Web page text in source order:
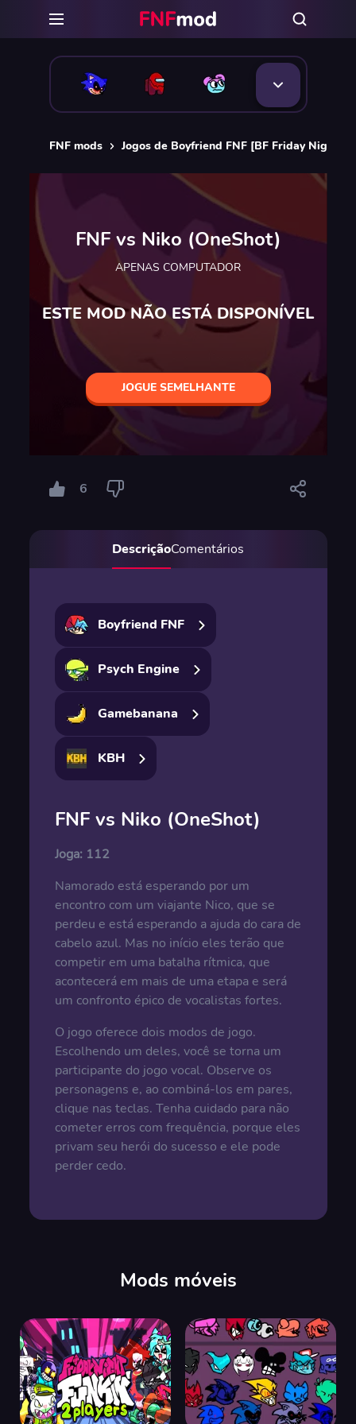
FNF mods Jogos de Boyfriend FNF [BF Friday Night
FNF vs Niko (OneShot)
APENAS COMPUTADOR
ESTE MOD NÃO ESTÁ DISPONÍVEL
JOGUE SEMELHANTE
6
DescriçãoComentários
Boyfriend FNF
Psych Engine
Gamebanana
KBH
FNF vs Niko (OneShot)
Joga: 112
Namorado está esperando por um
encontro com um viajante Nico, que se
perdeu e está esperando a ajuda do cara de
cabelo azul. Mas no início eles terão que
competir em uma batalha rítmica, que
acontecerá em mais de uma etapa e será
um confronto épico de vocalistas fortes.
O jogo oferece dois modos de jogo.
Escolhendo um deles, você se torna um
participante do jogo vocal. Observe os
personagens e, ao combiná-los em pares,
clique nas teclas. Tenha cuidado para não
cometer erros com frequência, porque eles
privam seu herói do sucesso e ele pode
perder cedo.
Mods móveis